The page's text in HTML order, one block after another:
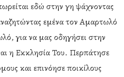
εδώ στην γη ψάχνοντας
εμένα τον Αμαρτωλό
για να μας οδηγήσει στην
η Εκκλησία Του. Περπάτησε
και επινόησε ποικίλους